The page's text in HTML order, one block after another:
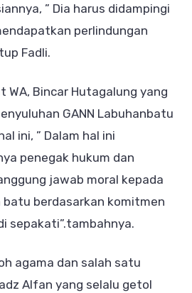
” Dia harus didampingi
perlindungan
Fadli.
WA, Bincar Hutagalung yang
GANN Labuhanbatu
ini, ” Dalam hal ini
penegak hukum dan
jawab moral kepada
berdasarkan komitmen
sepakati”.tambahnya.
agama dan salah satu
Alfan yang selalu getol